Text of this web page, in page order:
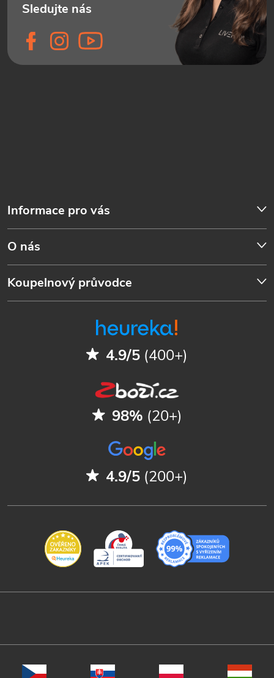
Informace pro vás
O nás
Koupelnový průvodce
4.9/5 (400+)
98% (20+)
4.9/5 (200+)